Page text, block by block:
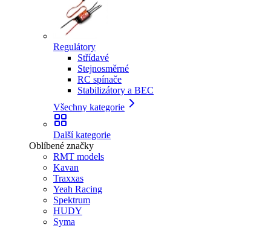
Regulátory
Střídavé
Stejnosměrné
RC spínače
Stabilizátory a BEC
Všechny kategorie
Další kategorie
Oblíbené značky
RMT models
Kavan
Traxxas
Yeah Racing
Spektrum
HUDY
Syma